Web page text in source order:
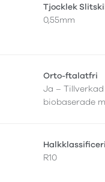
Tjocklek
0,55mm
Orto-ftalatfri
Ja –
biobaserade
R10